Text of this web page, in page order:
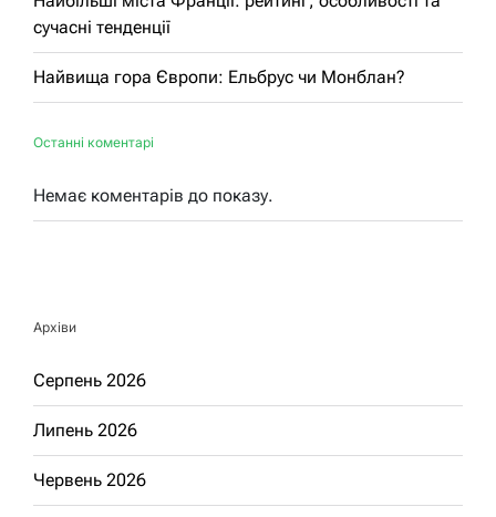
сучасні тенденції
Найвища гора Європи: Ельбрус чи Монблан?
Останні коментарі
Немає коментарів до показу.
Архіви
Серпень 2026
Липень 2026
Червень 2026